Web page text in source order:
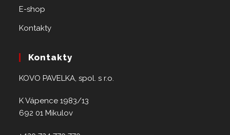
E-shop
Kontakty
Kontakty
KOVO PAVELKA, spol. s r.o.
K Vápence 1983/13
692 01 Mikulov